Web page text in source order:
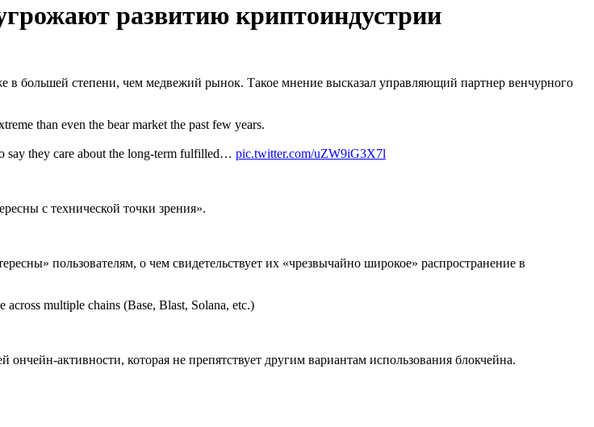
развитию криптоиндустрии
в большей степени, чем медвежий рынок. Такое мнение высказал управляющий партнер венчурного
than even the bear market the past few years.
say they care about the long-term fulfilled… pic.twitter.com/uZW9iG3X7l
с технической точки зрения».
пользователям, о чем свидетельствует их «чрезвычайно широкое» распространение в
across multiple chains (Base, Blast, Solana, etc.)
активности, которая не препятствует другим вариантам использования блокчейна.